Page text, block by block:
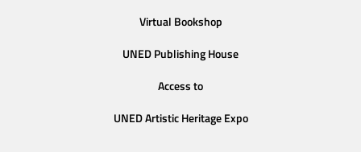
Virtual Bookshop
UNED Publishing House
Access to
UNED Artistic Heritage Expo